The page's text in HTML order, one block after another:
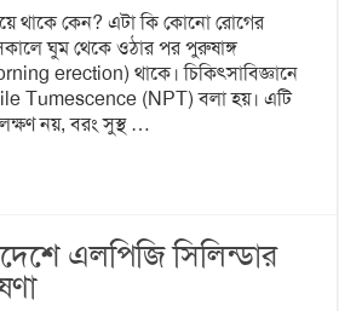
থাকে কেন? এটা কি কোনো রোগের
ঘুম থেকে ওঠার পর পুরুষাঙ্গ
erection) থাকে। চিকিৎসাবিজ্ঞানে
Tumescence (NPT) বলা হয়। এটি
নয়, বরং সুস্থ …
এলপিজি সিলিন্ডার